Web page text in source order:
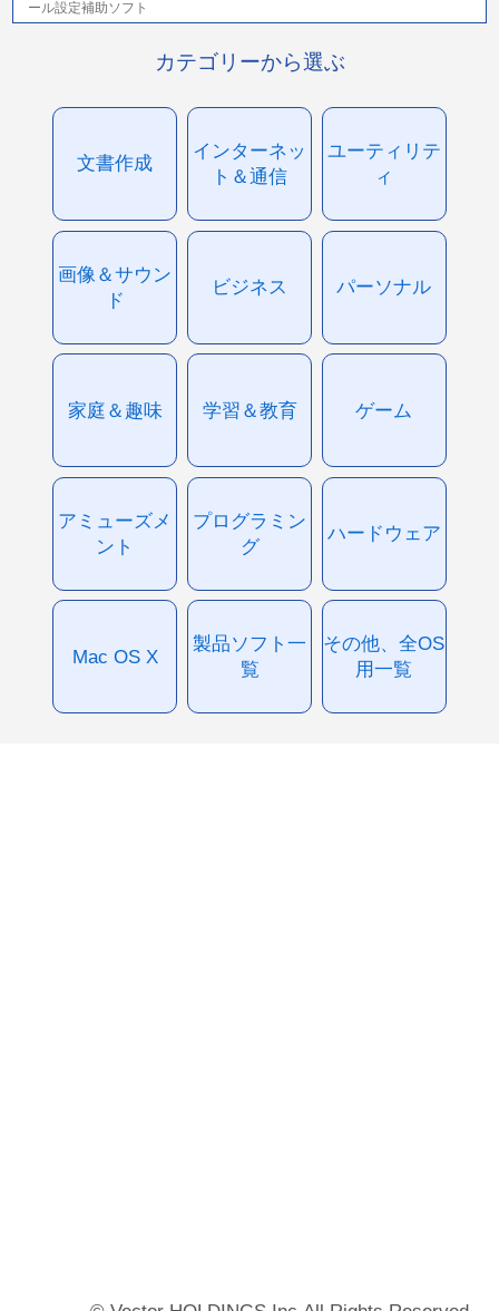
ール設定補助ソフト
カテゴリーから選ぶ
文書作成
インターネッ
ト＆通信
ユーティリテ
ィ
画像＆サウン
ド
ビジネス パーソナル
家庭＆趣味 学習＆教育 ゲーム
アミューズメ
ント
プログラミン
グ
ハードウェア
Mac OS X
製品ソフト一
覧
その他、全OS
用一覧